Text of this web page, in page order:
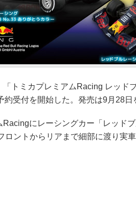
トミカプレミアムRacing レッド
約受付を開始した。発売は9月28日
にレーシングカー「レッド
ロントからリアまで細部に渡り実